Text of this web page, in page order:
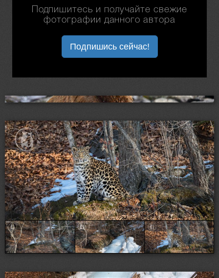
Подпишитесь и получайте свежие
фотографии данного автора
Подпишись сейчас!